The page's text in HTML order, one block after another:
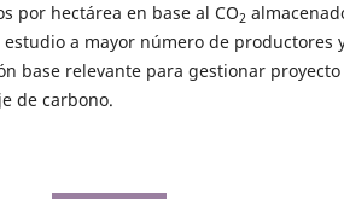
por hectárea en base al CO2
a mayor número de productores
base relevante para gestionar
de carbono.